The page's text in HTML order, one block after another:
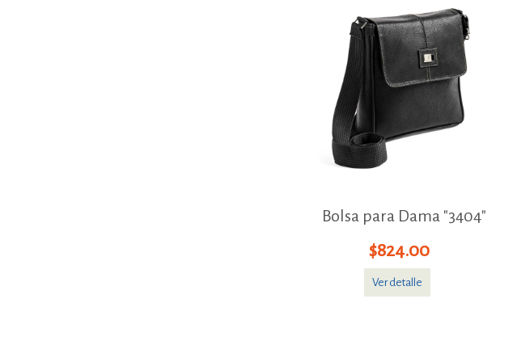
Bolsa para Dama "3404"
$824.00
Ver detalle